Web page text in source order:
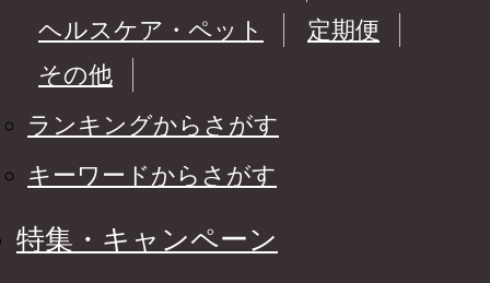
ヘルスケア・ペット
定期便
その他
ランキングからさがす
キーワードからさがす
特集・キャンペーン